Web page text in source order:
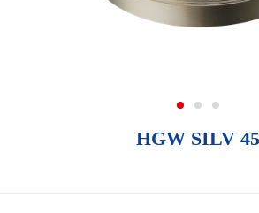
HGW SILV 45